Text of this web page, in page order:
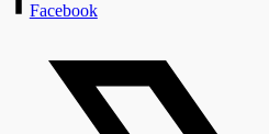
Facebook